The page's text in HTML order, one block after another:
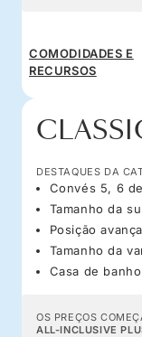
COMODIDADES E
RECURSOS
DESTAQUES DA
Convés 5, 6
Tamanho da
Posição
Tamanho da
Casa de
OS PREÇOS
ALL-INCLUSIVE